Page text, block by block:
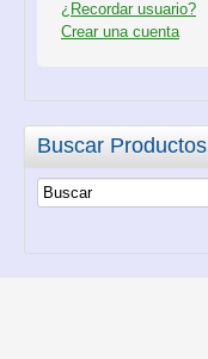
¿Recordar usuario?
Crear una cuenta
Buscar Productos